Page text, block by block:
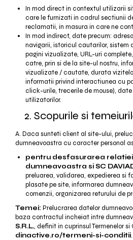
In mod direct in contextul utilizarii
care le furnizati in cadrul sectiunii
reclamatii, in masura in care ne
In mod indirect, date precum:
navigarii, istoricul cautarilor, sistem
pagini vizualizate, URL-uri
catre, prin si de la site-ul nostru,
vizualizate / cautate, durata
informatii privind interactiunea cu
click-urile, trecerile de mouse),
utilizatorilor.
2. Scopurile si
A. Daca sunteti client al site-ului,
dumneavoastra cu caracter personal
pentru desfasurarea
dumneavoastra si SC
preluarea, validarea, expedierea si
plasate pe site, informarea
comenzii, organizarea returului de
Temei: Prelucrarea datelor
baza contractul incheiat intre
S.R.L., definit in cuprinsul Termenelor si
dinactive.ro/termeni-si-conditii